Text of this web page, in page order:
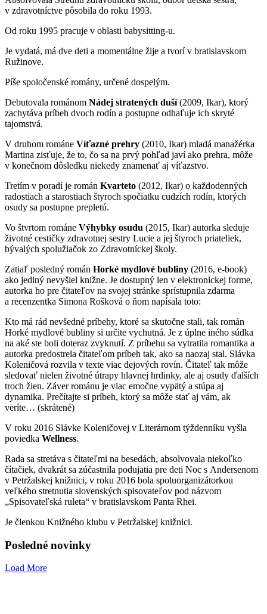
v zdravotníctve pôsobila do roku 1993.
Od roku 1995 pracuje v oblasti babysitting-u.
Je vydatá, má dve deti a momentálne žije a tvorí v bratislavskom
Ružinove.
Píše spoločenské romány, určené dospelým.
Debutovala románom Nádej stratených duší(2009, Ikar), ktorý
zachytáva príbeh dvoch rodín a postupne odhaľuje ich skryté
tajomstvá.
V druhom románe Víťazné prehry (2010, Ikar) mladá manažérka
Martina zisťuje, že to, čo sa na prvý pohľad javí ako prehra, môže
v konečnom dôsledku niekedy znamenať aj víťazstvo.
Tretím v poradí je román Kvarteto (2012, Ikar) o každodenných
radostiach a starostiach štyroch spočiatku cudzích rodín, ktorých
osudy sa postupne prepletú.
Vo štvrtom románe Výhybky osudu (2015, Ikar) autorka sleduje
životné cestičky zdravotnej sestry Lucie a jej štyroch priateliek,
bývalých spolužiačok zo Zdravotníckej školy.
Zatiaľ posledný román Horké mydlové bubliny (2016, e-book)
ako jediný nevyšiel knižne. Je dostupný len v elektronickej forme,
autorka ho pre čitateľov na svojej stránke sprístupnila zdarma
a recenzentka Simona Rošková o ňom napísala toto:
Kto má rád nevšedné príbehy, ktoré sa skutočne stali, tak román
Horké mydlové bubliny si určite vychutná. Je z úplne iného súdka
na aké ste boli doteraz zvyknutí. Z príbehu sa vytratila romantika a
autorka predostrela čitateľom príbeh tak, ako sa naozaj stal. Slávka
Koleničová rozvila v texte viac dejových rovín. Čitateľ tak môže
sledovať nielen životné útrapy hlavnej hrdinky, ale aj osudy ďalších
troch žien. Záver románu je viac emočne vypätý a stúpa aj
dynamika. Prečítajte si príbeh, ktorý sa môže stať aj vám, ak
veríte… (skrátené)
V roku 2016 Slávke Koleničovej v Literárnom týždenníku vyšla
poviedka Wellness.
Rada sa stretáva s čitateľmi na besedách, absolvovala niekoľko
čítačiek, dvakrát sa zúčastnila podujatia pre deti Noc s Andersenom
v Petržalskej knižnici, v roku 2016 bola spoluorganizátorkou
veľkého stretnutia slovenských spisovateľov pod názvom
„Spisovateľská ruleta“ v bratislavskom Panta Rhei.
Je členkou Knižného klubu v Petržalskej knižnici.
Posledné novinky
Load More